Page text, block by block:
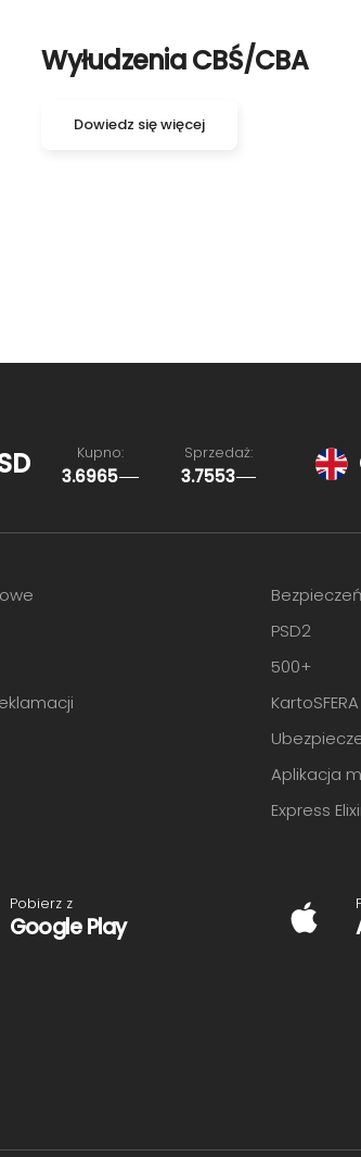
Wyłudzenia CBŚ/CBA
Dowiedz się więcej
Kupno:
3.6965
Sprzedaż:
3.7553
PSD2
500+
KartoSFERA
Aplikacja
Express
Pobierz z
Google Play